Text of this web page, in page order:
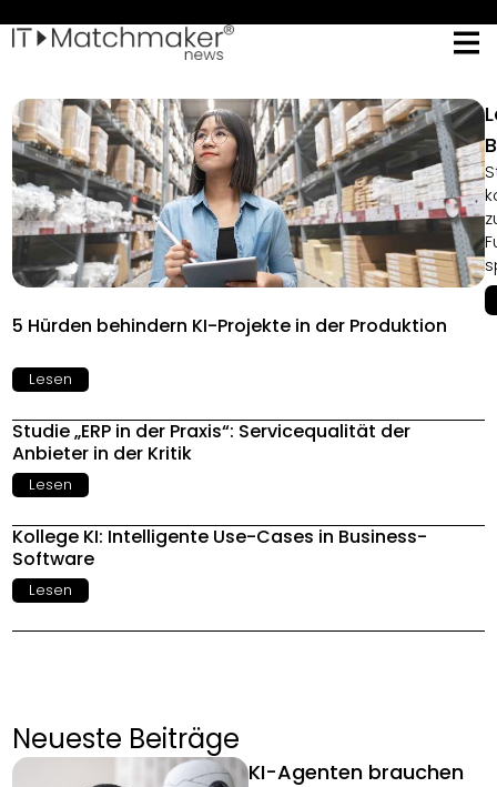
5 Hürden behindern KI-Projekte in der Produktion
Lesen
Studie „ERP in der Praxis“: Servicequalität der
Anbieter in der Kritik
Lesen
Kollege KI: Intelligente Use-Cases in Business-
Software
Lesen
Neueste Beiträge
KI-Agenten brauchen